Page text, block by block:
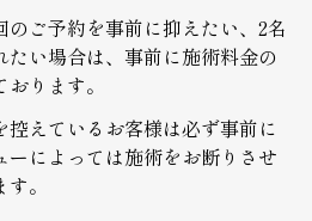
ご予約を事前に抑えたい、2名
い場合は、事前に施術料金の
ります。
えているお客様は必ず事前に
ーによっては施術をお断りさせ
。